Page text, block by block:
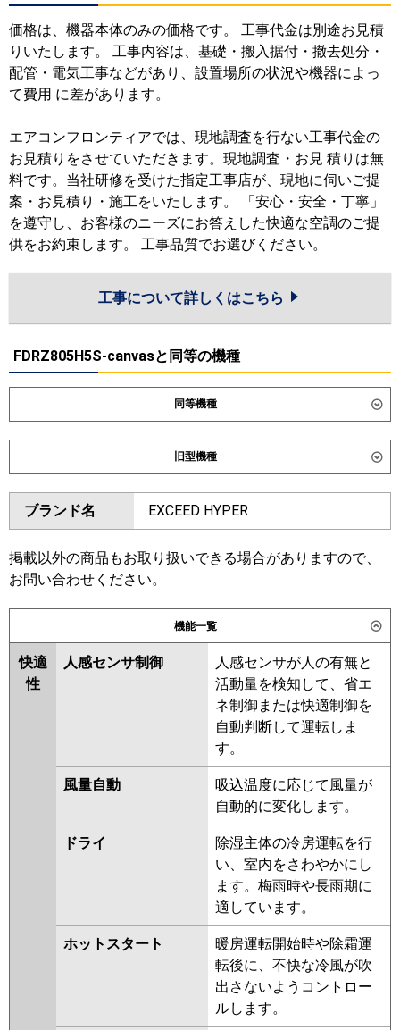
価格は、機器本体のみの価格です。 工事代金は別途お見積
りいたします。 工事内容は、基礎・搬入据付・撤去処分・
配管・電気工事などがあり、設置場所の状況や機器によっ
て費用 に差があります。
エアコンフロンティアでは、現地調査を行ない工事代金の
お見積りをさせていただきます。現地調査・お見 積りは無
料です。当社研修を受けた指定工事店が、現地に伺いご提
案・お見積り・施工をいたします。 「安心・安全・丁寧」
を遵守し、お客様のニーズにお答えした快適な空調のご提
供をお約束します。 工事品質でお選びください。
工事について詳しくはこちら
FDRZ805H5S-canvasと同等の機種
同等機種
ダイキン SSRB80DT
東芝 GBXA08013MUB
三菱電機 PDZ-DHRMP80G6
ZRMP80G6
日立 RCB-GP80RGH9
三菱重工 FDRZ806H6S-sil FDRZ806H6S-ca
パナソニック PA-P80F7GNC PA-P80F7GC
旧型機種
ダイキン SSRB80CT SSRB80BYT
SSRB80BJT SSRB80BFT
SSRB80BCT
東芝 RBXA08033MUB
RBXA08033MU
PDZ-DHRMP80G5
ZRMP80G5
PDZ-DHRMP80G4
PDZ-ZRMP80G4 PDZ-
DHRMP80G3 PDZ-ZRMP80G3
PDZ-DHRMP80G2 PDZ-
ZRMP80G2 PDZ-ZRMP80GZ
PDZ-ZRMP80GY
PDZ-ZRMP80GR
RCB-GP80RGH8 RCB-GP80RGH7
RCB-GP80RGH6 RCB-GP80RGH5
RCB-GP80RGH4 RCB-AP80GH7
RCB-GP80RGH3
RCB-AP80GH6
RCB-GP80RGH2
三菱重工 FDRZ805H5SA-ca FDRZ805H5SA-
FDRZ805H5S-ca
FDRZ805H5S-sil
FDRZ805H5S-
ブランド名 EXCEED HYPER
掲載以外の商品もお取り扱いできる場合がありますので、
お問い合わせください。
機能一覧
快適
性
人感センサ制御
人感センサが人の有無と
活動量を検知して、省エ
ネ制御または快適制御を
自動判断して運転しま
す。
風量自動
吸込温度に応じて風量が
自動的に変化します。
ドライ
除湿主体の冷房運転を行
い、室内をさわやかにし
ます。梅雨時や長雨期に
適しています。
ホットスタート
暖房運転開始時や除霜運
転後に、不快な冷風が吹
出さないようコントロー
ルします。